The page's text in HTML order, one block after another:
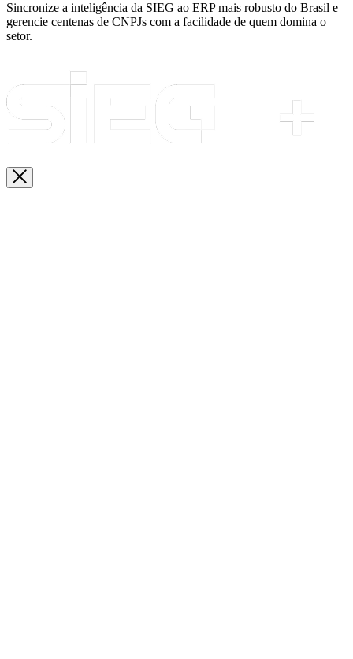
Sincronize a inteligência da SIEG ao ERP mais robusto do Brasil e
gerencie centenas de CNPJs com a facilidade de quem domina o
setor.